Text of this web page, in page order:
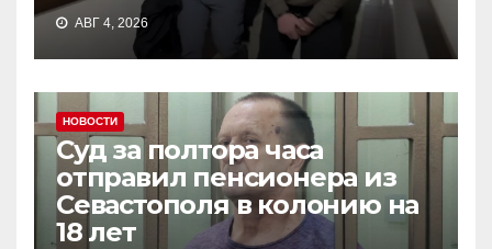
АВГ 4, 2026
НОВОСТИ
Суд за полтора часа
отправил пенсионера из
Севастополя в колонию на
18 лет